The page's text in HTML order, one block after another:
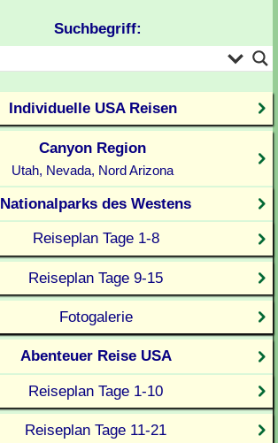
Suchbegriff:
Individuelle USA Reisen
Canyon Region
Utah, Nevada, Nord Arizona
Nationalparks des Westens
Reiseplan Tage 1-8
Reiseplan Tage 9-15
Fotogalerie
Abenteuer Reise USA
Reiseplan Tage 1-10
Reiseplan Tage 11-21